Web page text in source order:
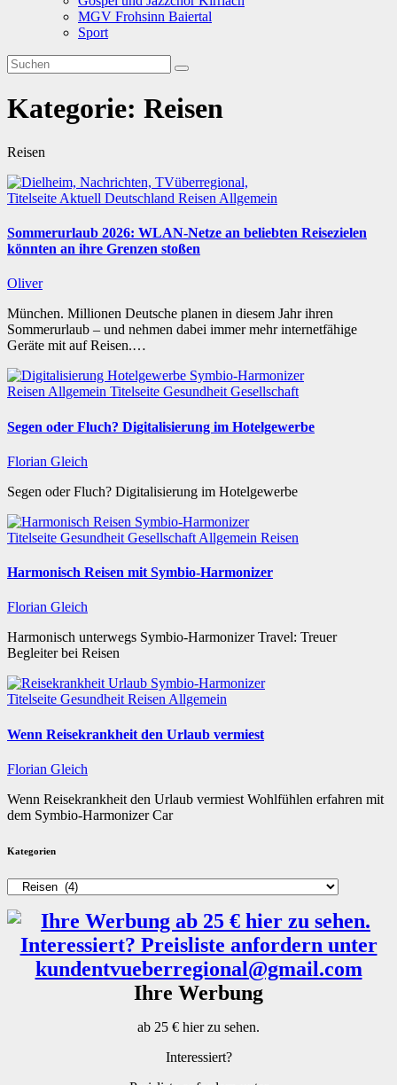
MGV Frohsinn Baiertal
Sport
Kategorie: Reisen
Reisen
Titelseite Aktuell Deutschland Reisen Allgemein
Sommerurlaub 2026: WLAN-Netze an beliebten Reisezielen
könnten an ihre Grenzen stoßen
Oliver
München. Millionen Deutsche planen in diesem Jahr ihren
Sommerurlaub – und nehmen dabei immer mehr internetfähige
Geräte mit auf Reisen.…
ReisenAllgemein Titelseite GesundheitGesellschaft
Segen oder Fluch? Digitalisierung im Hotelgewerbe
Florian Gleich
Segen oder Fluch? Digitalisierung im Hotelgewerbe
Titelseite Gesundheit Gesellschaft Allgemein Reisen
Harmonisch Reisen mit Symbio-Harmonizer
Florian Gleich
Harmonisch unterwegs Symbio-Harmonizer Travel: Treuer
Begleiter bei Reisen
Titelseite GesundheitReisenAllgemein
Wenn Reisekrankheit den Urlaub vermiest
Florian Gleich
Wenn Reisekrankheit den Urlaub vermiest Wohlfühlen erfahren mit
dem Symbio-Harmonizer Car
Kategorien
Kategorien
Ihre Werbung
ab 25 € hier zu sehen.
Interessiert?